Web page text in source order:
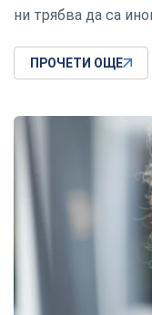
ни трябва да са
ПРОЧЕТИ ОЩЕ